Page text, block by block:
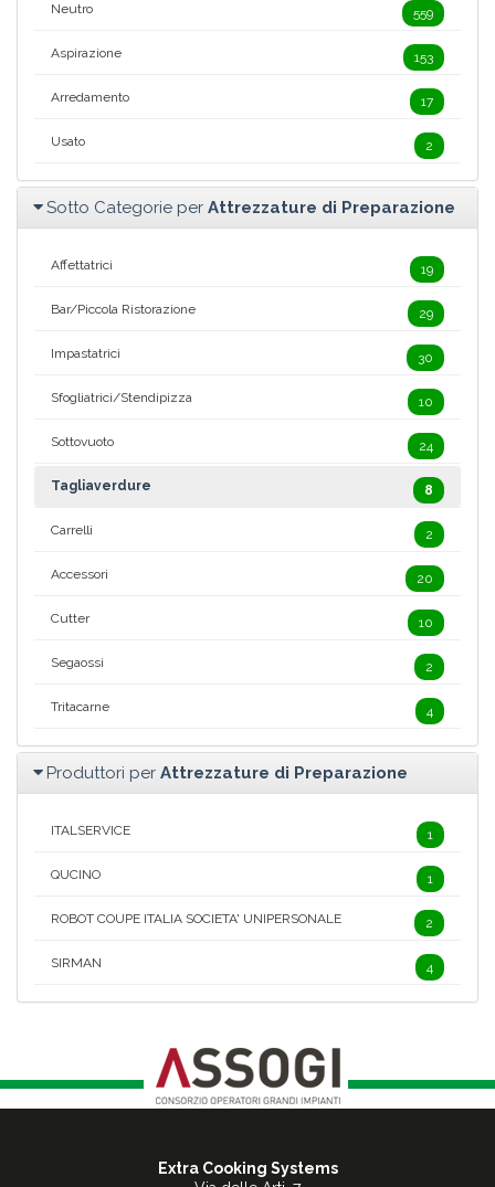
Neutro 559
Aspirazione 153
Arredamento 17
Usato 2
Sotto Categorie per Attrezzature di Preparazione
Affettatrici 19
Bar/Piccola Ristorazione 29
Impastatrici 30
Sfogliatrici/Stendipizza 10
Sottovuoto 24
Tagliaverdure 8
Carrelli 2
Accessori 20
Cutter 10
Segaossi 2
Tritacarne 4
Produttori per Attrezzature di Preparazione
ITALSERVICE 1
QUCINO 1
ROBOT COUPE ITALIA SOCIETA' UNIPERSONALE 2
SIRMAN 4
Extra Cooking Systems